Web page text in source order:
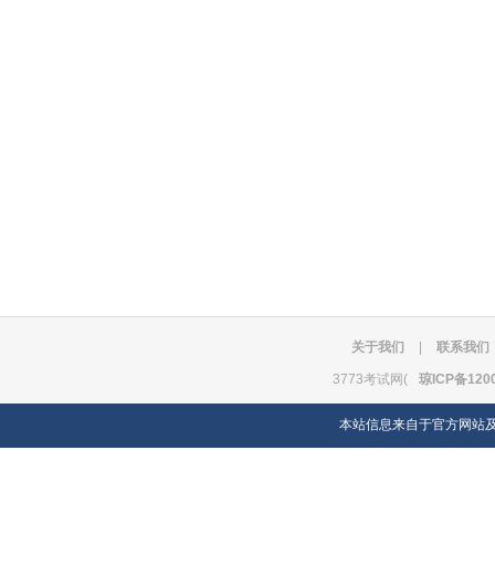
关于我们 联系我们
3773考试网( 琼ICP备
本站信息来自于官方网站